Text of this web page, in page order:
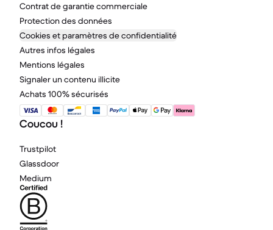
Contrat de garantie commerciale
Protection des données
Cookies et paramètres de confidentialité
Autres infos légales
Mentions légales
Signaler un contenu illicite
Achats 100% sécurisés
Coucou !
Trustpilot
Glassdoor
Medium